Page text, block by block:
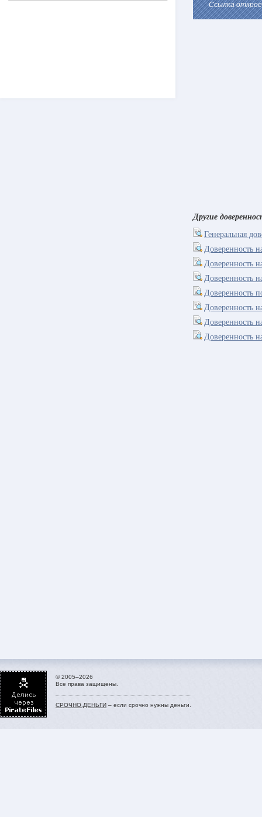
Ссылка
Другие
Генеральная
Доверенность
Доверенность
Доверенность
Доверенность
Доверенность
Доверенность
Доверенность
© 2005–2026
Все права защищены.
СРОЧНО.ДЕНЬГИ – если срочно нужны деньги.